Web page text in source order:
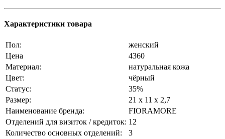
Характеристики товара
Пол:
женский
Цена
4360
Материал:
натуральная кожа
Цвет:
чёрный
Статус:
35%
Размер:
21 х 11 х 2,7
Наименование бренда:
FIORAMORE
Отделений для визиток / кредиток: 12
Количество основных отделений:
3